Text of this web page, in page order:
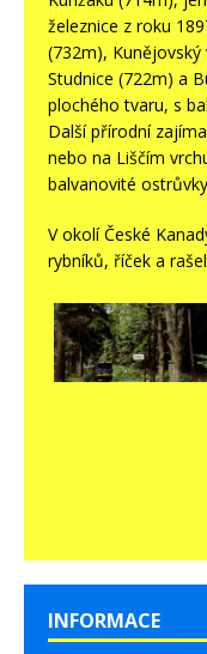
železnice z roku
(732m), Kunějovský
Studnice (722m) a
plochého tvaru, s
Další přírodní
nebo na Liščím
balvanovité
V okolí České
rybníků, říček a
INFORMACE